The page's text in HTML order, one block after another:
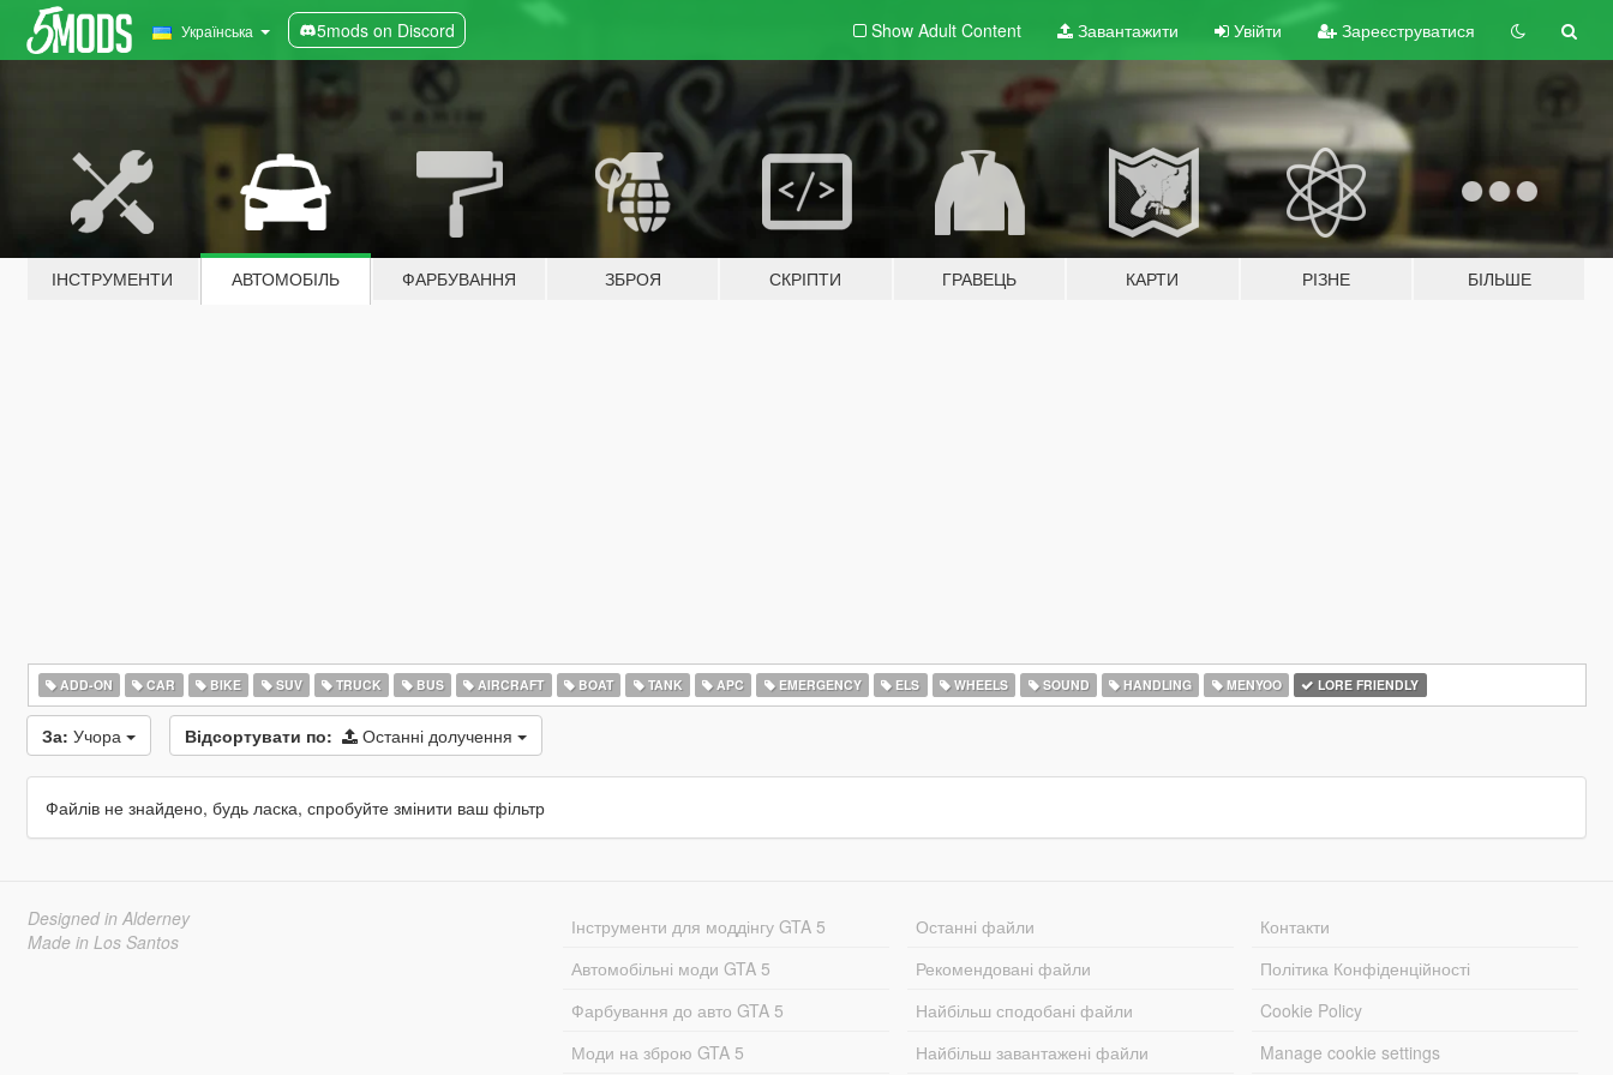
Українська 5mods on Discord Show Adult Content Завантажити Увійти Зареєструватися
ІНСТРУМЕНТИ АВТОМОБІЛЬ ФАРБУВАННЯ ЗБРОЯ СКРІПТИ ГРАВЕЦЬ КАРТИ РІЗНЕ БІЛЬШЕ
ADD-ON CAR BIKE SUV TRUCK BUS AIRCRAFT BOAT TANK APC EMERGENCY ELS WHEELS SOUND HANDLING MENYOO LORE FRIENDLY
За: Учора Відсортувати по: Останні долучення
Файлів не знайдено, будь ласка, спробуйте змінити ваш фільтр
Designed in Alderney
Made in Los Santos
Інструменти для моддінгу GTA 5
Автомобільні моди GTA 5
Фарбування до авто GTA 5
Моди на зброю GTA 5
Останні файли
Рекомендовані файли
Найбільш сподобані файли
Найбільш завантажені файли
Контакти
Політика Конфіденційності
Cookie Policy
Manage cookie settings